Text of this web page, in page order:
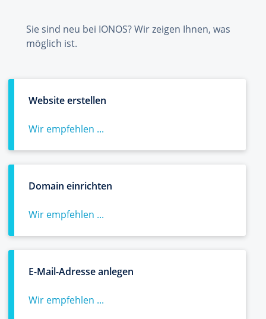
Sie sind neu bei IONOS? Wir zeigen Ihnen, was
möglich ist.
Website erstellen
Wir empfehlen ...
Domain einrichten
Wir empfehlen ...
E-Mail-Adresse anlegen
Wir empfehlen ...